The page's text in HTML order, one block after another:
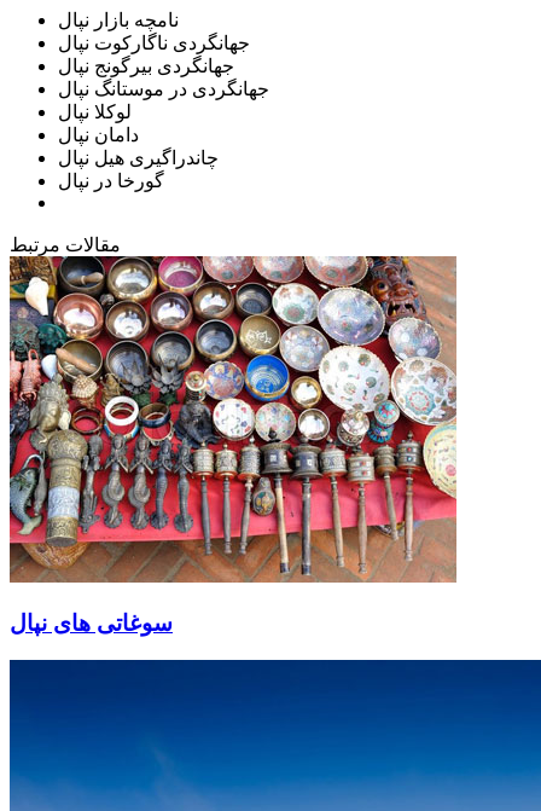
نامچه بازار نپال
جهانگردی ناگاركوت نپال
جهانگردی بیرگونج نپال
جهانگردی در موستانگ نپال
لوکلا نپال
دامان نپال
چاندراگیری هیل نپال
گورخا در نپال
مقالات مرتبط
سوغاتی های نپال